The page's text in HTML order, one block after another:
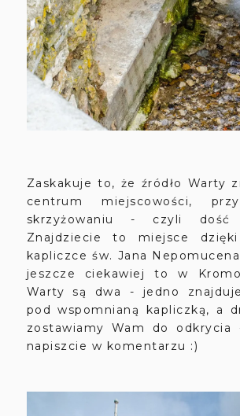
Zaskakuje to, że źródło Warty
centrum miejscowości,
skrzyżowaniu - czyli dość
Znajdziecie to miejsce
kapliczce św. Jana
jeszcze ciekawiej to w
Warty są dwa - jedno
pod wspomnianą kapliczką, a
zostawiamy Wam do odkrycia
napiszcie w komentarzu :)